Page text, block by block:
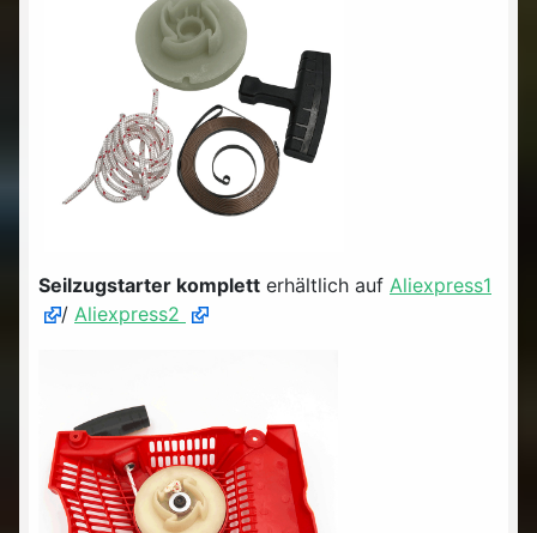
Seilzugstarter komplett erhältlich auf Aliexpress1
/ Aliexpress2